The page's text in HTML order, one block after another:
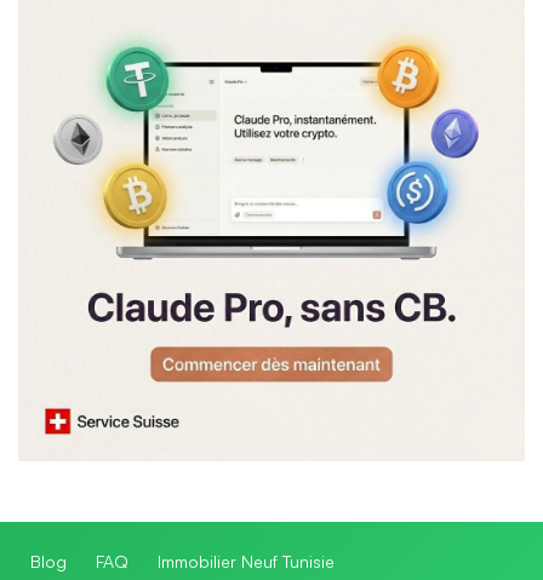
Blog FAQ Immobilier Neuf Tunisie